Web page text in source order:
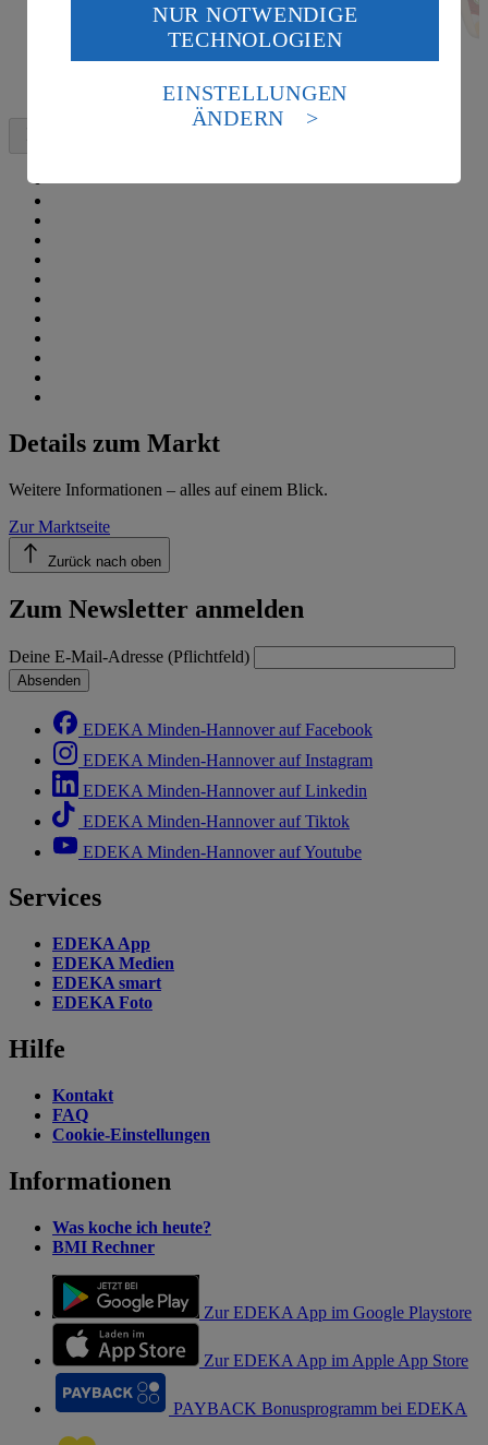
Details zum Markt
Weitere Informationen – alles auf einem Blick.
Zur Marktseite
Zurück nach oben
Zum Newsletter anmelden
Deine E-Mail-Adresse (Pflichtfeld)
Absenden
EDEKA Minden-Hannover auf Facebook
EDEKA Minden-Hannover auf Instagram
EDEKA Minden-Hannover auf Linkedin
EDEKA Minden-Hannover auf Tiktok
EDEKA Minden-Hannover auf Youtube
Services
EDEKA App
EDEKA Medien
EDEKA smart
EDEKA Foto
Hilfe
Kontakt
FAQ
Cookie-Einstellungen
Informationen
Was koche ich heute?
BMI Rechner
Zur EDEKA App im Google Playstore
Zur EDEKA App im Apple App Store
PAYBACK Bonusprogramm bei EDEKA
Wenn du auf „Aktivieren“ klickst, willigst du im Sinne
des Art. 49 Abs. 1 Satz 1 lit. a) DSGVO ein, dass deine
Daten in den USA verarbeitet werden. Der EuGH sieht
die USA als Land mit einem nach europäischen
Standards nicht angemessenen Datenschutzniveau an.
Es besteht das Risiko eines Zugriffs durch US-
Informationen zum Herausgeber der Seite findest du
NUR NOTWENDIGE
TECHNOLOGIEN
EINSTELLUNGEN
ÄNDERN